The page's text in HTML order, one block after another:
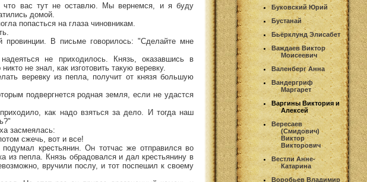
вас тут не оставлю. Мы вернемся, и я буду
домой.
попасться на глаза чиновникам.
В письме говорилось: "Сделайте мне
не приходилось. Князь, оказавшись в
не знал, как изготовить такую веревку.
веревку из пепла, получит от князя большую
подвергнется родная земля, если не удастся
как надо взяться за дело. И тогда наш
засмеялась:
сжечь, вот и все!
крестьянин. Он тотчас же отправился во
из пепла. Князь обрадовался и дал крестьянину в
вручили послу, и тот поспешил к своему
Буковский Юрий
Бустанай
Бьёрклунд Элисабет
Важдаев Виктор
Моисеевич
Валенберг Анна
Вандергриф
Маргарет
Варгины Виктория и
Алексей
Вересаев
(Смидович)
Виктор
Викторович
Вестли Анне-
Катарина
Воробьев Владимир